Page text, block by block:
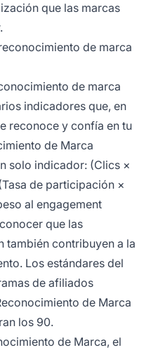
que las marcas
de marca
de marca
indicadores que, en
reconoce y confía en tu
de Marca
solo indicador: (Clics ×
de participación ×
al engagement
que las
también contribuyen a la
Los estándares del
de afiliados
de Marca
los 90.
de Marca, el